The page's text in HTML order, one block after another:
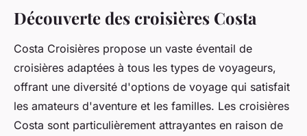
Découverte des croisières Costa
Costa Croisières propose un vaste éventail de
croisières adaptées à tous les types de voyageurs,
offrant une diversité d'options de voyage qui satisfait
les amateurs d'aventure et les familles. Les croisières
Costa sont particulièrement attrayantes en raison de